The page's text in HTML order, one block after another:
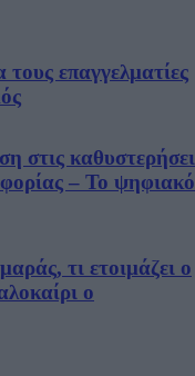
επαγγελματίες
στις
– Το ψηφιακό
τι ετοιμάζει ο
ο